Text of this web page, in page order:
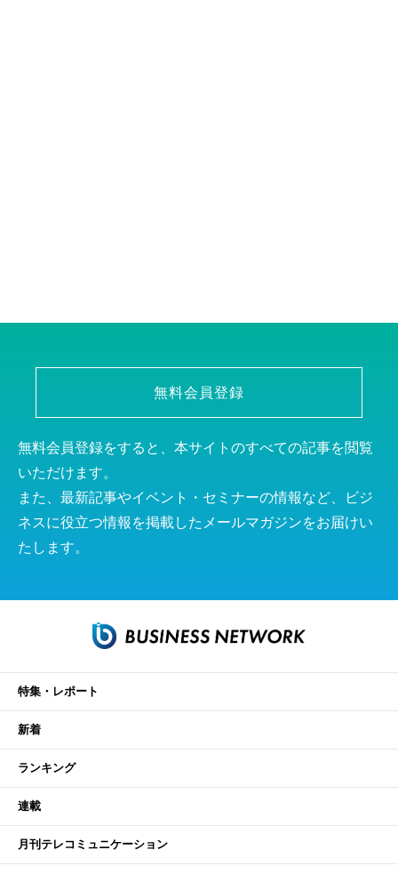
無料会員登録
無料会員登録をすると、本サイトのすべての記事を閲覧
いただけます。
また、最新記事やイベント・セミナーの情報など、ビジ
ネスに役立つ情報を掲載したメールマガジンをお届けい
たします。
特集・レポート
新着
ランキング
連載
月刊テレコミュニケーション